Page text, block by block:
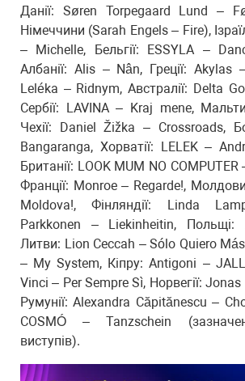
Данії: Søren Torpegaard Lund –
Німеччини (Sarah Engels – Fire),
– Michelle, Бельгії: ESSYLA –
Албанії: Alis – Nân, Греції: Akylas
Leléka – Ridnym, Австралії: Delta
Сербії: LAVINA – Kraj mene,
Чехії: Daniel Žižka – Crossroads,
Bangaranga, Хорватії: LELEK –
Британії: LOOK MUM NO
Франції: Monroe – Regarde!,
Moldova!, Фінляндії: Linda
Parkkonen – Liekinheitin, Польщі:
Литви: Lion Ceccah – Sólo Quiero
– My System, Кіпру: Antigoni –
Vinci – Per Sempre Sì, Норвегії:
Румунії: Alexandra Căpitănescu –
COSMÓ – Tanzschein
виступів).